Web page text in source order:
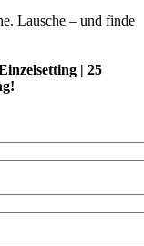
Lausche – und finde
| 25